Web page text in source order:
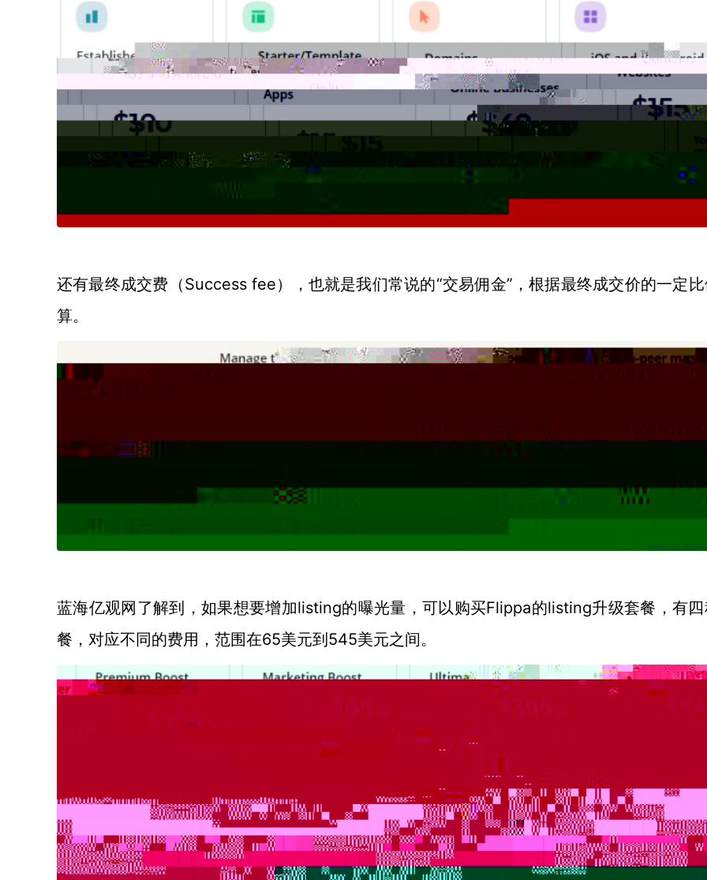
还有最终成交费（Success fee），也就是我们常说的“交易佣金”，根据最终成交价的一定
算。
蓝海亿观网了解到，如果想要增加listing的曝光量，可以购买Flippa的listing升级套餐，有
餐，对应不同的费用，范围在65美元到545美元之间。